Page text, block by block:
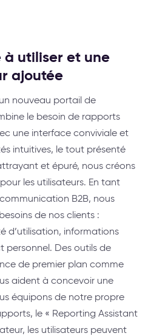
à utiliser et une
ajoutée
nouveau portail de
le besoin de rapports
une interface conviviale et
intuitives, le tout présenté
et épuré, nous créons
les utilisateurs. En tant
B2B, nous
de nos clients :
d’utilisation, informations
personnel. Des outils de
de premier plan comme
aident à concevoir une
équipons de notre propre
le « Reporting Assistant
les utilisateurs peuvent